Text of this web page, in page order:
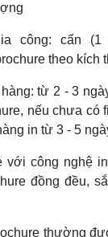
công: cấn (1
theo kích
từ 2 - 3
nếu chưa có
in từ 3 - 5
với công nghệ
đồng đều,
thường